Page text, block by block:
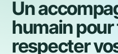
Un
humain pour
respecter